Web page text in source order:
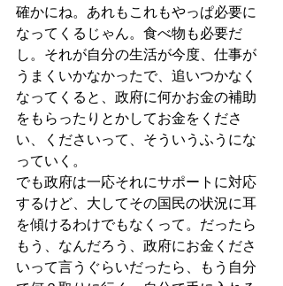
確かにね。あれもこれもやっぱ必要に
なってくるじゃん。食べ物も必要だ
し。それが自分の生活が今度、仕事が
うまくいかなかったで、追いつかなく
なってくると、政府に何かお金の補助
をもらったりとかしてお金をくださ
い、くださいって、そういうふうにな
っていく。
でも政府は一応それにサポートに対応
するけど、大してその国民の状況に耳
を傾けるわけでもなくって。だったら
もう、なんだろう、政府にお金くださ
いって言うぐらいだったら、もう自分